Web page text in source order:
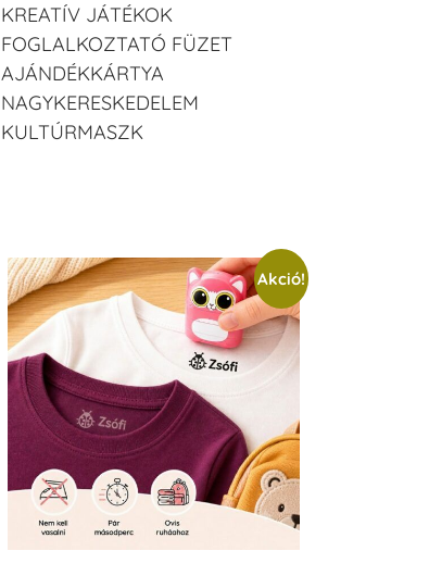
KREATÍV JÁTÉKOK
FOGLALKOZTATÓ FÜZET
AJÁNDÉKKÁRTYA
NAGYKERESKEDELEM
KULTÚRMASZK
Akció!